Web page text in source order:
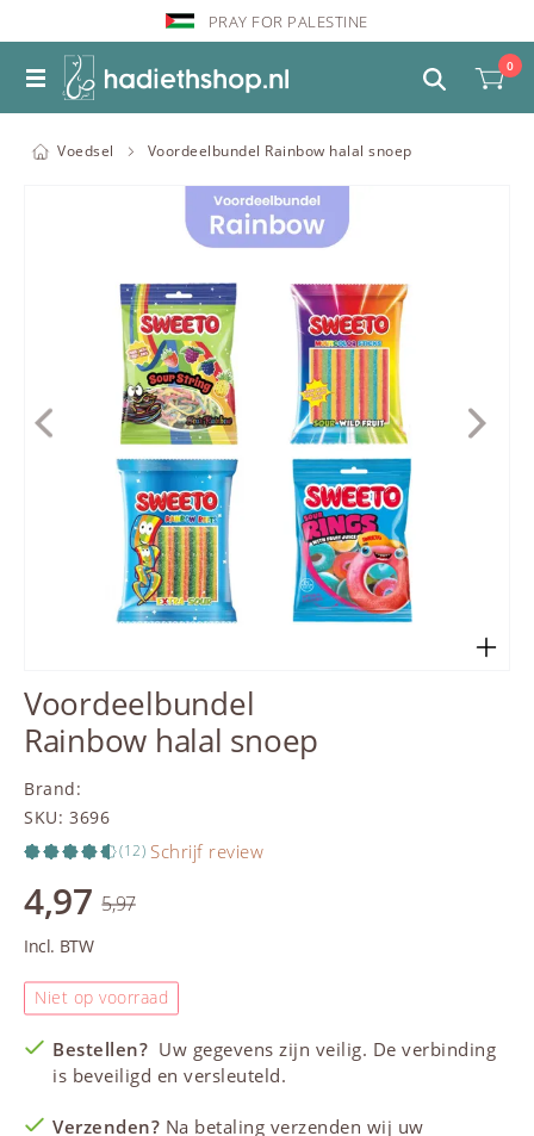
PRAY FOR PALESTINE
0
Voedsel Voordeelbundel Rainbow halal snoep
Voordeelbundel
Rainbow halal snoep
Brand:
SKU: 3696
(12) Schrijf review
4,97 5,97
Incl. BTW
Niet op voorraad
Bestellen? Uw gegevens zijn veilig. De verbinding
is beveiligd en versleuteld.
Verzenden? Na betaling verzenden wij uw